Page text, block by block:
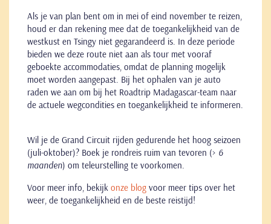
Als je van plan bent om in mei of eind november te reizen,
houd er dan rekening mee dat de toegankelijkheid van de
westkust en Tsingy niet gegarandeerd is. In deze periode
bieden we deze route niet aan als tour met vooraf
geboekte accommodaties, omdat de planning mogelijk
moet worden aangepast. Bij het ophalen van je auto
raden we aan om bij het Roadtrip Madagascar-team naar
de actuele wegcondities en toegankelijkheid te informeren.
Wil je de Grand Circuit rijden gedurende het hoog seizoen
(juli-oktober)? Boek je rondreis ruim van tevoren (> 6
maanden) om teleurstelling te voorkomen.
Voor meer info, bekijk onze blog voor meer tips over het
weer, de toegankelijkheid en de beste reistijd!